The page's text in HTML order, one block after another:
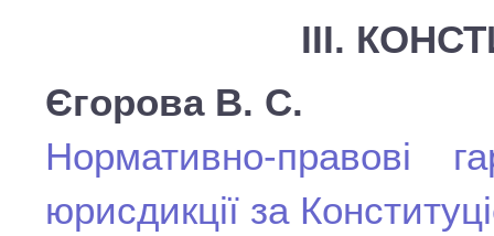
ІІІ.
Єгорова В. С.
Нормативно-правові
юрисдикції за